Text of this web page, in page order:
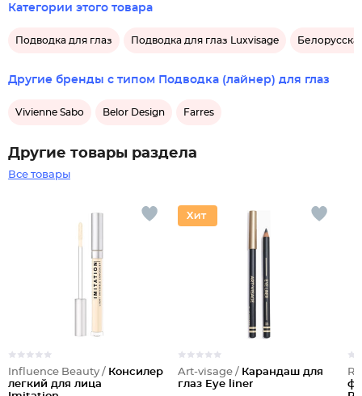
Категории этого товара
Подводка для глаз Подводка для глаз Luxvisage
Другие бренды с типом Подводка (лайнер) для глаз
Vivienne Sabo Belor Design Farres
Другие товары раздела
Все товары
Influence Beauty / Консилер
легкий для лица
Art-visage / Карандаш для
глаз Eye liner